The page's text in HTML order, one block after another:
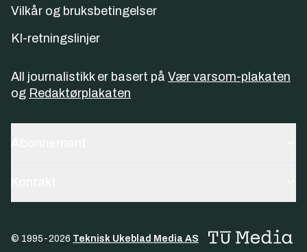
Vilkår og bruksbetingelser
KI-retningslinjer
All journalistikk er basert på Vær varsom-plakaten
og Redaktørplakaten
© 1995-2026 Teknisk Ukeblad Media AS